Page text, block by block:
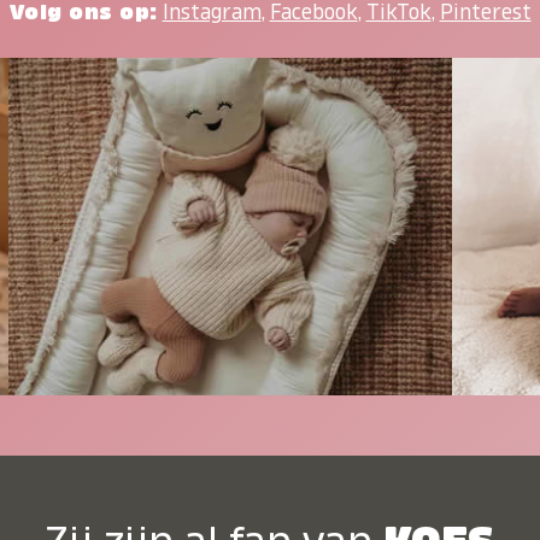
Volg ons op: Instagram, Facebook, TikTok, Pinterest